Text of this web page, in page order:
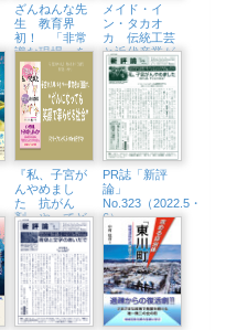
ざんねんな先
生 教育界
初！ 「非常
識な現場」を
大告白
メイド・イ
ン・タカオ
カ 伝統工芸
と近代産業が
織りなす富山
県高岡市
『私、子宮が
んやめまし
た 抗がん
剤、やってど
うなる？』刊
行記念トーク
イベント
（6/18㈯、田
原町・Readin’
Writin’ BOOK
STORE）
PR誌「新評
論」
No.323（2022.5・
6）